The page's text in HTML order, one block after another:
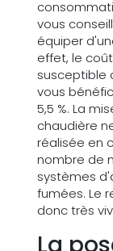
vous
équiper
effet, le
susceptible
vous
5,5 %. La
chaudière
réalisée en
nombre de
systèmes
fumées. Le
donc très